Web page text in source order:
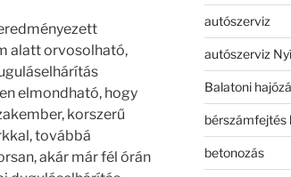
alatt orvosolható,
elmondható, hogy
korszerű
továbbá
akár már fél órán
autószerviz
autószerviz
Balatoni
bérszámfejtés
betonozás